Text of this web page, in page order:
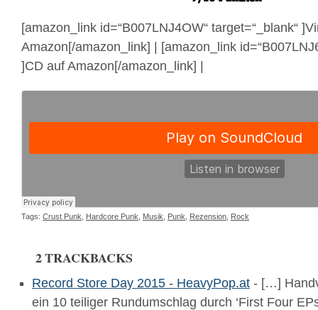
[amazon_link id=“B007LNJ4OW“ target=“_blank“
Amazon[/amazon_link] | [amazon_link
]CD auf Amazon[/amazon_link] |
Tags: Crust Punk Hardcore Punk Musik Punk Rezension Rock
2 TRACKBACKS
Record Store Day 2015 - HeavyPop.at - […]
ein 10 teiliger Rundumschlag durch ‘First Four